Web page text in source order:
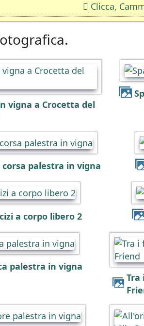
Clicca,
corsa palestra in vigna
a corpo libero 2
palestra in vigna
Tra i filari di viti Bio Diversity